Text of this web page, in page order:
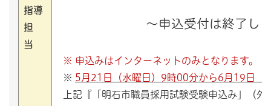
指導
担
当
～申込受付は終了し
※ 申込みはインターネットのみとなります。
※ 5月21日（水曜日）9時00分から6月19日（
上記『「明石市職員採用試験受験申込み」（